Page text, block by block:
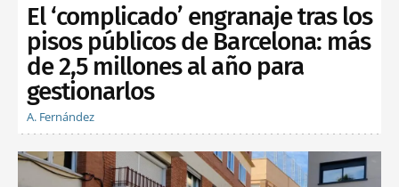
El ‘complicado’ engranaje tras los
pisos públicos de Barcelona: más
de 2,5 millones al año para
gestionarlos
A. Fernández